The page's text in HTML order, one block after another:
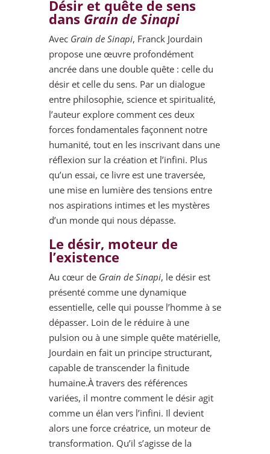
Désir et quête de sens
dans Grain de Sinapi
Avec Grain de Sinapi, Franck Jourdain
propose une œuvre profondément
ancrée dans une double quête : celle du
désir et celle du sens. Par un dialogue
entre philosophie, science et spiritualité,
l’auteur explore comment ces deux
forces fondamentales façonnent notre
humanité, tout en les inscrivant dans une
réflexion sur la création et l’infini. Plus
qu’un essai, ce livre est une traversée,
une mise en lumière des tensions entre
nos aspirations intimes et les mystères
d’un monde qui nous dépasse.
Le désir, moteur de
l’existence
Au cœur de Grain de Sinapi, le désir est
présenté comme une dynamique
essentielle, celle qui pousse l’homme à se
dépasser. Loin de le réduire à une
pulsion ou à une simple quête matérielle,
Jourdain en fait un principe structurant,
capable de transcender la finitude
humaine.À travers des références
variées, il montre comment le désir agit
comme un élan vers l’infini. Il devient
alors une force créatrice, un moteur de
transformation. Qu’il s’agisse de la